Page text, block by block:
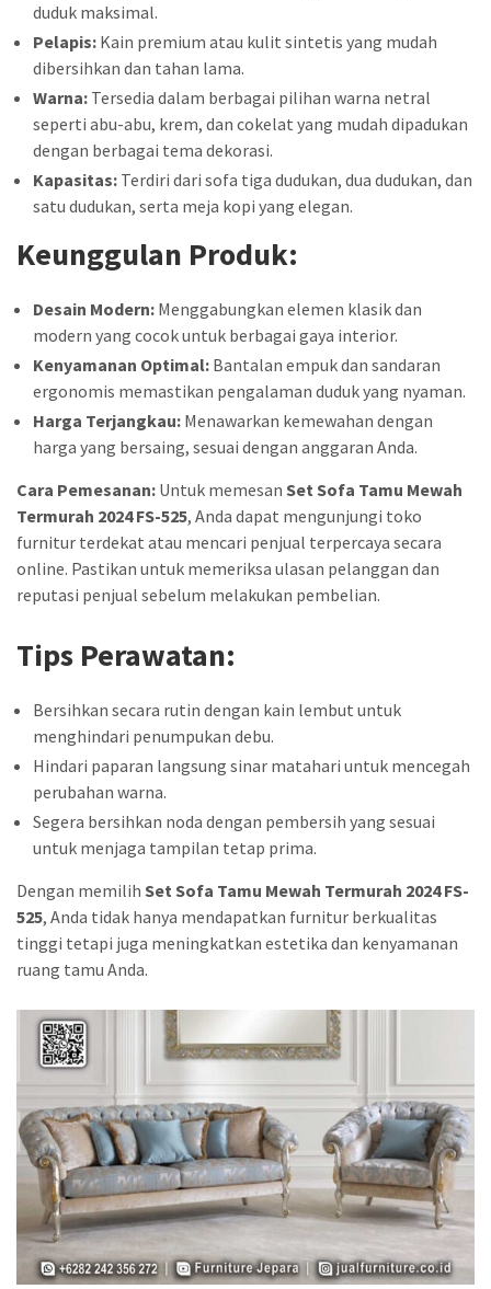
duduk maksimal.
Pelapis: Kain premium atau kulit sintetis yang mudah
dibersihkan dan tahan lama.
Warna: Tersedia dalam berbagai pilihan warna netral
seperti abu-abu, krem, dan cokelat yang mudah dipadukan
dengan berbagai tema dekorasi.
Kapasitas: Terdiri dari sofa tiga dudukan, dua dudukan, dan
satu dudukan, serta meja kopi yang elegan.
Keunggulan Produk:
Desain Modern: Menggabungkan elemen klasik dan
modern yang cocok untuk berbagai gaya interior.
Kenyamanan Optimal: Bantalan empuk dan sandaran
ergonomis memastikan pengalaman duduk yang nyaman.
Harga Terjangkau: Menawarkan kemewahan dengan
harga yang bersaing, sesuai dengan anggaran Anda.
Cara Pemesanan: Untuk memesan Set Sofa Tamu Mewah
Termurah 2024 FS-525, Anda dapat mengunjungi toko
furnitur terdekat atau mencari penjual terpercaya secara
online. Pastikan untuk memeriksa ulasan pelanggan dan
reputasi penjual sebelum melakukan pembelian.
Tips Perawatan:
Bersihkan secara rutin dengan kain lembut untuk
menghindari penumpukan debu.
Hindari paparan langsung sinar matahari untuk mencegah
perubahan warna.
Segera bersihkan noda dengan pembersih yang sesuai
untuk menjaga tampilan tetap prima.
Dengan memilih Set Sofa Tamu Mewah Termurah 2024 FS-
525, Anda tidak hanya mendapatkan furnitur berkualitas
tinggi tetapi juga meningkatkan estetika dan kenyamanan
ruang tamu Anda.